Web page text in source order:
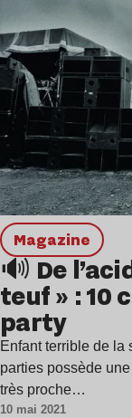
magazine
🔊 De
teuf » : 10
party
Enfant terrible de la
parties possède
très proche…
10 mai 2021